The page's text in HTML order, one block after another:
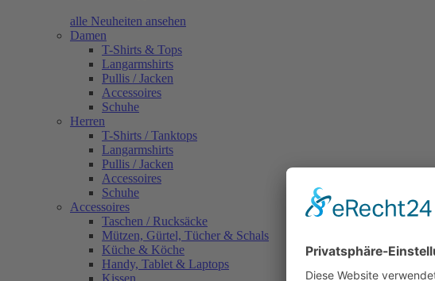
alle Neuheiten ansehen
Damen
T-Shirts & Tops
Langarmshirts
Pullis / Jacken
Accessoires
Schuhe
Herren
T-Shirts / Tanktops
Langarmshirts
Pullis / Jacken
Accessoires
Schuhe
Accessoires
Taschen / Rucksäcke
Mützen, Gürtel, Tücher & Schals
Küche & Köche
Handy, Tablet & Laptops
Kissen